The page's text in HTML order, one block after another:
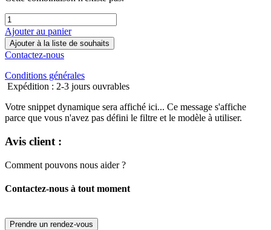
Ajouter au panier
Ajouter à la liste de souhaits
Contactez-nous
Conditions générales
Expédition : 2-3 jours ouvrables
Votre snippet dynamique sera affiché ici... Ce message s'affiche
parce que vous n'avez pas défini le filtre et le modèle à utiliser.
Avis client :
Comment pouvons nous aider ?
Contactez-nous à tout moment
Prendre un rendez-vous